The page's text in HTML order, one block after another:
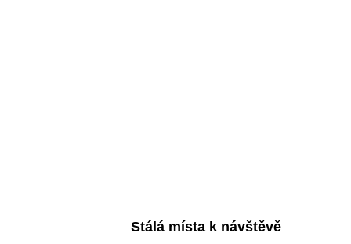
Stálá místa k návštěvě